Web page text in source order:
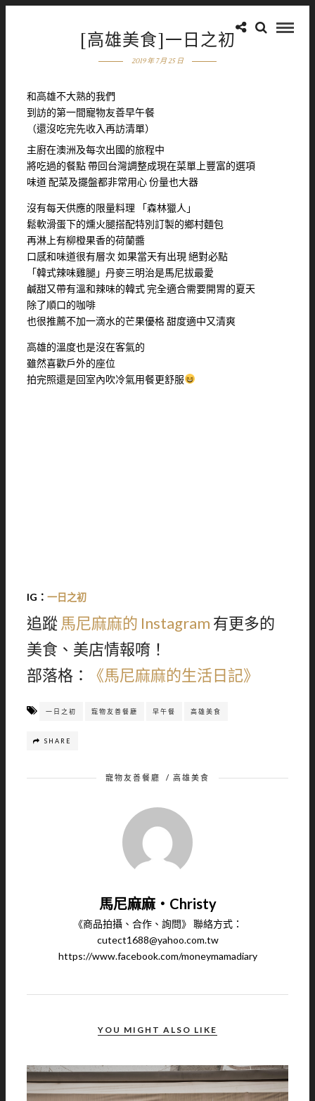
[高雄美食]一日之初
2019 年 7 月 25 日
和高雄不大熟的我們
到訪的第一間寵物友善早午餐
（還沒吃完先收入再訪清單）
主廚在澳洲及每次出國的旅程中
將吃過的餐點 帶回台灣調整成現在菜單上豐富的選項
味道 配菜及擺盤都非常用心 份量也大器
沒有每天供應的限量料理 「森林獵人」
鬆軟滑蛋下的燻火腿搭配特別訂製的鄉村麵包
再淋上有柳橙果香的荷蘭醬
口感和味道很有層次 如果當天有出現 絕對必點
「韓式辣味雞腿」丹麥三明治是馬尼拔最愛
鹹甜又帶有溫和辣味的韓式 完全適合需要開胃的夏天
除了順口的咖啡
也很推薦不加一滴水的芒果優格 甜度適中又清爽
高雄的溫度也是沒在客氣的
雖然喜歡戶外的座位
拍完照還是回室內吹冷氣用餐更舒服
IG： 一日之初
追蹤 馬尼麻麻的 Instagram 有更多的
美食、美店情報唷！
部落格：
《馬尼麻麻的生活日記》
一日之初 寵物友善餐廳 早午餐 高雄美食
SHARE
寵物友善餐廳 / 高雄美食
馬尼麻麻‧Christy
《商品拍攝、合作、詢問》 聯絡方式：
cutect1688@yahoo.com.tw
https://www.facebook.com/moneymamadiary
YOU MIGHT ALSO LIKE